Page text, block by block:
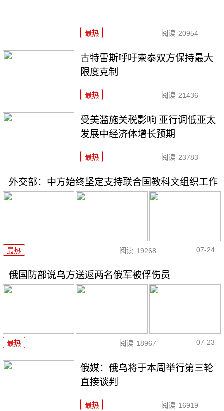
最热 阅读 20954
古特雷斯呼吁柬泰双方保持最大
限度克制
最热 阅读 21436
受美滥施关税影响 亚行调低亚太
发展中经济体增长预期
最热 阅读 23783
外交部：中方始终坚定支持联合国教科文组织工作
最热 阅读 19268 07-24
俄国防部说乌方送返两名俄军被俘伤员
最热 阅读 18967 07-23
俄媒：俄乌将于本周举行第三轮
直接谈判
最热 阅读 16919